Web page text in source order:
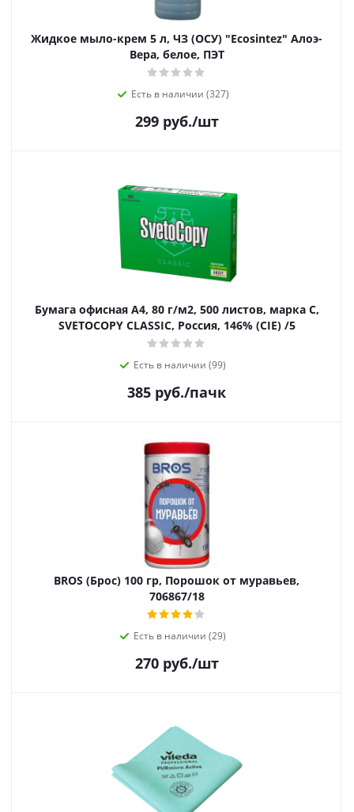
Жидкое мыло-крем 5 л, ЧЗ (ОСУ) "Ecosintez" Aлоэ-
Вера, белое, ПЭТ
Есть в наличии (327)
299руб./шт
Бумага офисная А4, 80 г/м2, 500 листов, марка С,
SVETOCOPY CLASSIC, Россия, 146% (CIE) /5
Есть в наличии (99)
385 руб./пачк
BROS (Брос) 100 гр, Порошок от муравьев,
706867/18
Есть в наличии (29)
270руб./шт